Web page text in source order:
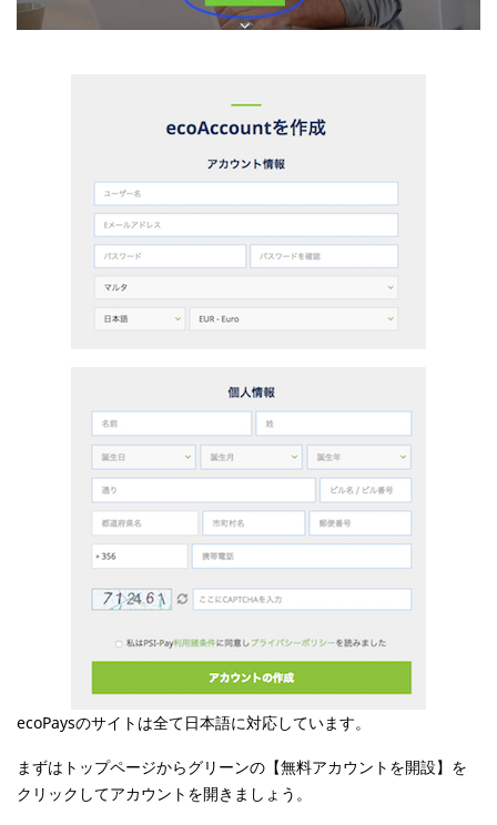
ecoPaysのサイトは全て日本語に対応しています。
まずはトップページからグリーンの【無料アカウントを開設】を
クリックしてアカウントを開きましょう。